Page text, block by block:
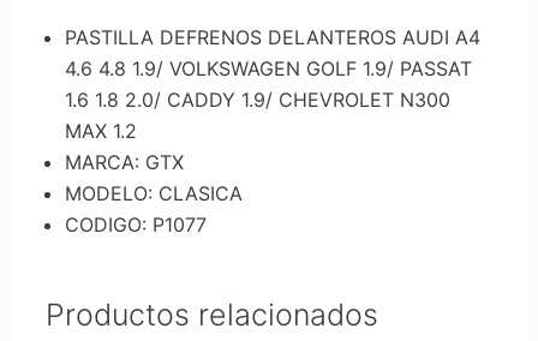
PASTILLA DEFRENOS DELANTEROS AUDI A4
4.6 4.8 1.9/ VOLKSWAGEN GOLF 1.9/ PASSAT
1.6 1.8 2.0/ CADDY 1.9/ CHEVROLET N300
MAX 1.2
MARCA: GTX
MODELO: CLASICA
CODIGO: P1077
Productos relacionados